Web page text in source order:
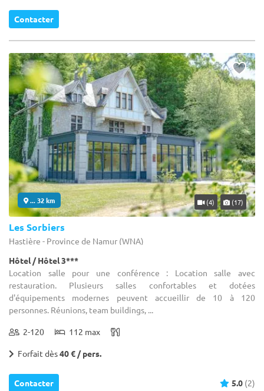
Contacter
... 32 km (4) (17)
Les Sorbiers
Hastière - Province de Namur (WNA)
Hôtel / Hôtel 3***
Location salle pour une conférence : Location salle avec
restauration. Plusieurs salles confortables et dotées
d'équipements modernes peuvent accueillir de 10 à 120
personnes. Réunions, team buildings, ...
2-120 112 max
Forfait dès40 € / pers.
Contacter 5.0 (2)